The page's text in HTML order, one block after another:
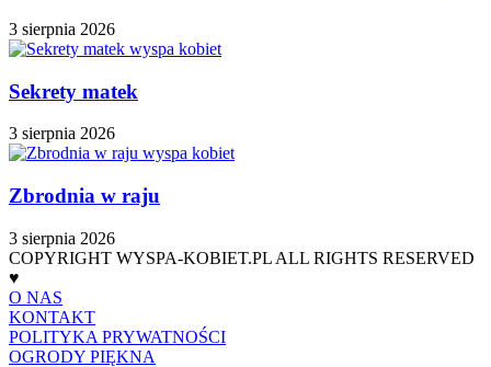
3 sierpnia 2026
Sekrety matek
3 sierpnia 2026
Zbrodnia w raju
3 sierpnia 2026
COPYRIGHT WYSPA-KOBIET.PL ALL RIGHTS RESERVED
♥
O NAS
KONTAKT
POLITYKA PRYWATNOŚCI
OGRODY PIĘKNA